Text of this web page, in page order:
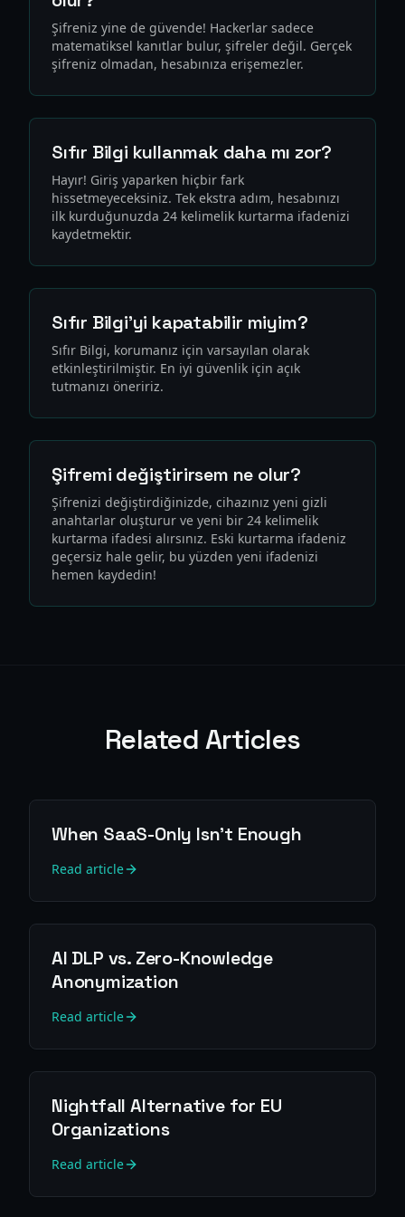
Şifreniz yine de güvende! Hackerlar sadece
matematiksel kanıtlar bulur, şifreler değil. Gerçek
şifreniz olmadan, hesabınıza erişemezler.
Sıfır Bilgi kullanmak daha mı zor?
Hayır! Giriş yaparken hiçbir fark
hissetmeyeceksiniz. Tek ekstra adım, hesabınızı
ilk kurduğunuzda 24 kelimelik kurtarma ifadenizi
kaydetmektir.
Sıfır Bilgi'yi kapatabilir miyim?
Sıfır Bilgi, korumanız için varsayılan olarak
etkinleştirilmiştir. En iyi güvenlik için açık
tutmanızı öneririz.
Şifremi değiştirirsem ne olur?
Şifrenizi değiştirdiğinizde, cihazınız yeni gizli
anahtarlar oluşturur ve yeni bir 24 kelimelik
kurtarma ifadesi alırsınız. Eski kurtarma ifadeniz
geçersiz hale gelir, bu yüzden yeni ifadenizi
hemen kaydedin!
Related Articles
When SaaS-Only Isn't Enough
Read article
AI DLP vs. Zero-Knowledge
Anonymization
Read article
Nightfall Alternative for EU
Organizations
Read article